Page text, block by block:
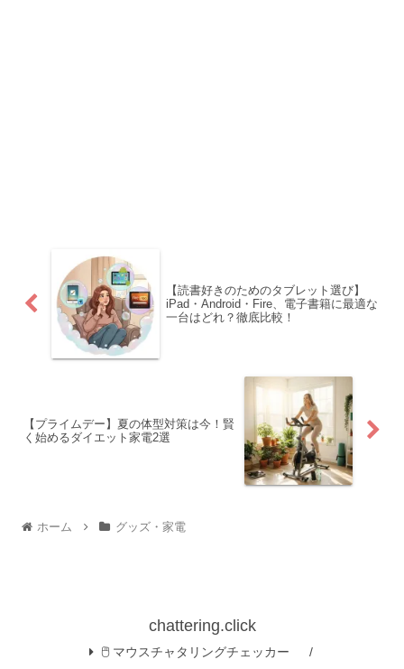
【読書好きのためのタブレット選び】
iPad・Android・Fire、電子書籍に最適な
一台はどれ？徹底比較！
【プライムデー】夏の体型対策は今！賢
く始めるダイエット家電2選
ホーム グッズ・家電
chattering.click
🖱️ マウスチャタリングチェッカー